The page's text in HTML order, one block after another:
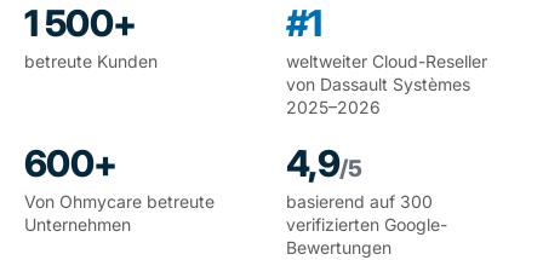
1 500+
betreute Kunden
#1
weltweiter Cloud-Reseller
von Dassault Systèmes
2025–2026
600+
Von Ohmycare betreute
Unternehmen
4,9/5
basierend auf 300
verifizierten Google-
Bewertungen